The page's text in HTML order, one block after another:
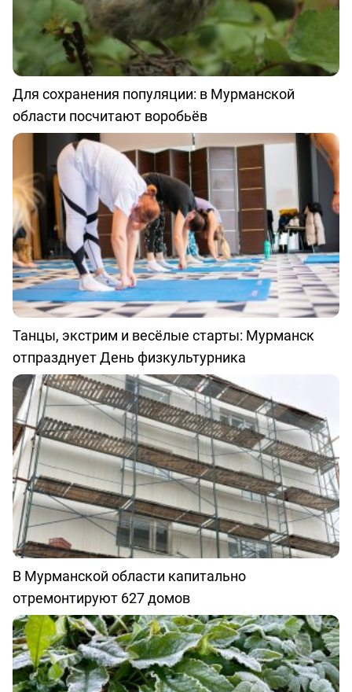
Для сохранения популяции: в Мурманской
области посчитают воробьёв
Танцы, экстрим и весёлые старты: Мурманск
отпразднует День физкультурника
В Мурманской области капитально
отремонтируют 627 домов